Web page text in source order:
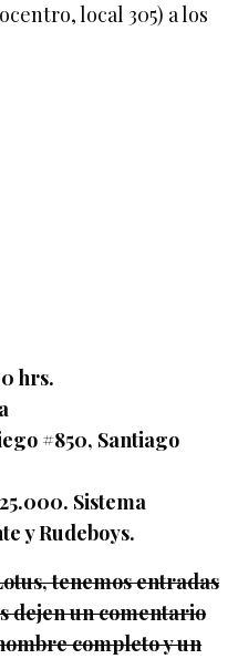
local 305) a los
hrs.
#850, Santiago
Sistema
y Rudeboys.
tenemos entradas
dejen un comentario
completo y un